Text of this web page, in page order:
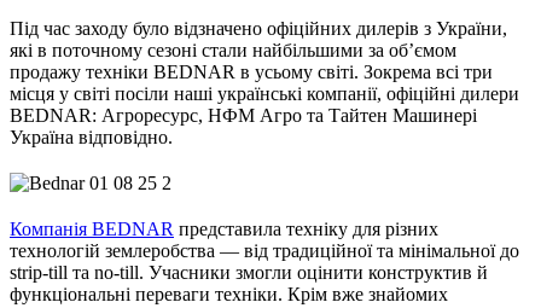
Під час заходу було відзначено офіційних дилерів з України,
які в поточному сезоні стали найбільшими за об’ємом
продажу техніки BEDNAR в усьому світі. Зокрема всі три
місця у світі посіли наші українські компанії, офіційні дилери
BEDNAR: Агроресурс, НФМ Агро та Тайтен Машинері
Україна відповідно.
Компанія BEDNAR представила техніку для різних
технологій землеробства — від традиційної та мінімальної до
strip-till та no-till. Учасники змогли оцінити конструктив й
функціональні переваги техніки. Крім вже знайомих